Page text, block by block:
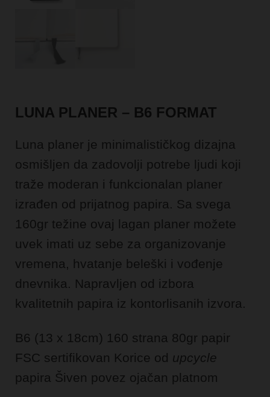
LUNA PLANER – B6 FORMAT
Luna planer je minimalističkog dizajna
osmišljen da zadovolji potrebe ljudi koji
traže moderan i funkcionalan planer
izrađen od prijatnog papira. Sa svega
160gr težine ovaj lagan planer možete
uvek imati uz sebe za organizovanje
vremena, hvatanje beleški i vođenje
dnevnika. Napravljen od izbora
kvalitetnih papira iz kontorlisanih izvora.
B6 (13 x 18cm) 160 strana 80gr papir
FSC sertifikovan Korice od upcycle
papira Šiven povez ojačan platnom